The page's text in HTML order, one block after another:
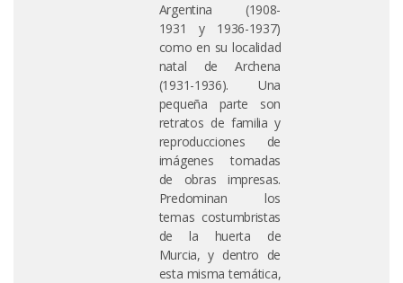
Argentina (1908-
1931 y 1936-1937)
como en su localidad
natal de Archena
(1931-1936). Una
pequeña parte son
retratos de familia y
reproducciones de
imágenes tomadas
de obras impresas.
Predominan los
temas costumbristas
de la huerta de
Murcia, y dentro de
esta misma temática,